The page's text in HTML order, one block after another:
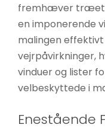
fremhæver træets
en imponerende
malingen
vejrpåvirkninger,
vinduer og lister
velbeskyttede i
Enestående